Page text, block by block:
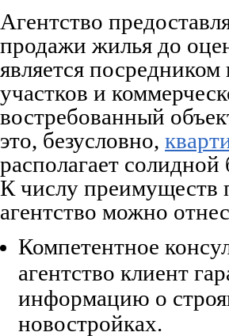
Агентство
продажи жилья до
является
участков и
востребованный
это, безусловно,
располагает
К числу преимуществ
агентство можно
Компетентное
агентство клиент
информацию о
новостройках.